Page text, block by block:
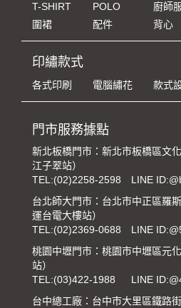
T-SHIRT POLO 廚師
圍裙
配件 背心
印繡款式
各式印刷 電腦繡花 款式
門市服務據點
新北板橋門市：新北市板橋區文
江子翠站）
TEL:(02)2258-2598
LINE
台北師大門市：台北市中正區羅
運台電大樓站）
TEL:(02)2369-0688
LINE
桃園中壢門市：桃園市中壢區元
站）
TEL:(03)422-1988
LINE
台中總工廠：台中市大里區鐵路